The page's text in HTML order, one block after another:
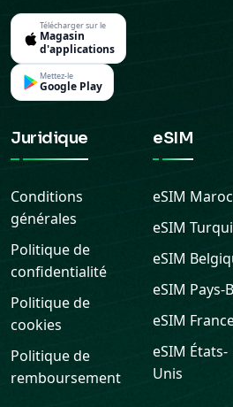
Télécharger sur le
Magasin
d'applications
Mettez-le
Google Play
Juridique
Conditions
générales
Politique de
confidentialité
Politique de
cookies
Politique de
remboursement
eSIM
eSIM Maroc
eSIM
eSIM
eSIM Pays-
eSIM
eSIM États-
Unis